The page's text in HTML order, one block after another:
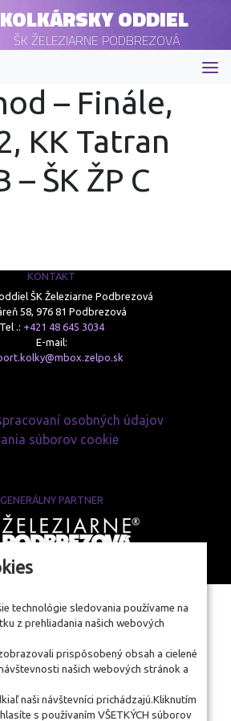
KOLKÁRSKY ODDIEL
ŠK ŽELEZIARNE PODBREZOVÁ
– Finále,
KK Tatran
– ŠK ŽP C
KONTAKT
ŠK Železiarne Podbrezová
58, 976 81 Podbrezová
Tel .: +421 48 645 3034
E-mail:
osobných údajov
súborov cookie
GENERÁLNY PARTNER
www.zelpo.sk
technológie sledovania používame na
z prehliadania našich webových
prispôsobený obsah a cielené
našich webových stránok a
naši návštevníci prichádzajú.Kliknutím
s používaním VŠETKÝCH súborov